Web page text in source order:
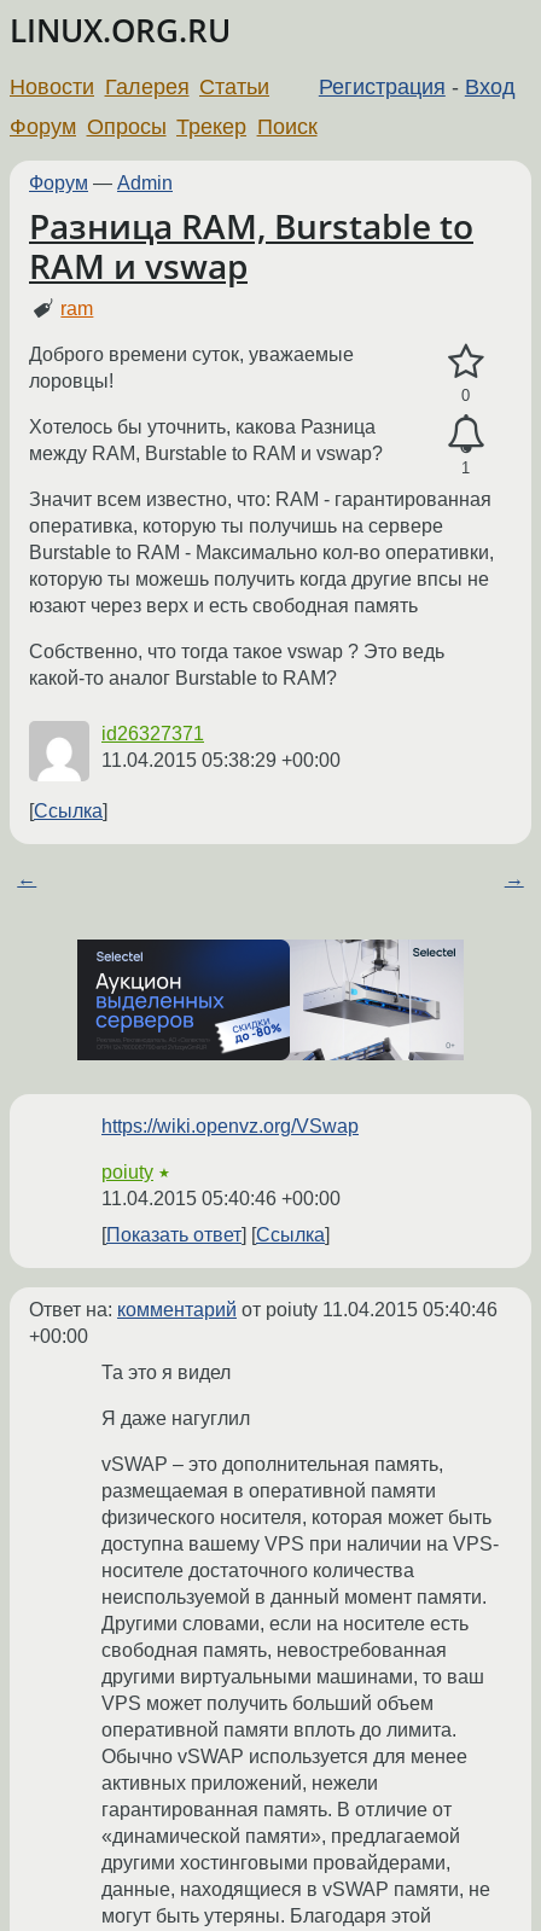
LINUX.ORG.RU
Регистрация - Вход
Новости Галерея Статьи
Форум Опросы Трекер Поиск
Форум — Admin
Разница RAM, Burstable to
RAM и vswap
ram
0
1
Доброго времени суток, уважаемые
лоровцы!
Хотелось бы уточнить, какова Разница
между RAM, Burstable to RAM и vswap?
Значит всем известно, что: RAM - гарантированная
оперативка, которую ты получишь на сервере
Burstable to RAM - Максимально кол-во оперативки,
которую ты можешь получить когда другие впсы не
юзают через верх и есть свободная память
Собственно, что тогда такое vswap ? Это ведь
какой-то аналог Burstable to RAM?
id26327371
11.04.2015 05:38:29 +00:00
Ссылка
← →
https://wiki.openvz.org/VSwap
poiuty ★
11.04.2015 05:40:46 +00:00
Показать ответ
Ссылка
Ответ на: комментарий от poiuty 11.04.2015 05:40:46
+00:00
Та это я видел
Я даже нагуглил
vSWAP – это дополнительная память,
размещаемая в оперативной памяти
физического носителя, которая может быть
доступна вашему VPS при наличии на VPS-
носителе достаточного количества
неиспользуемой в данный момент памяти.
Другими словами, если на носителе есть
свободная память, невостребованная
другими виртуальными машинами, то ваш
VPS может получить больший объем
оперативной памяти вплоть до лимита.
Обычно vSWAP используется для менее
активных приложений, нежели
гарантированная память. В отличие от
«динамической памяти», предлагаемой
другими хостинговыми провайдерами,
данные, находящиеся в vSWAP памяти, не
могут быть утеряны. Благодаря этой